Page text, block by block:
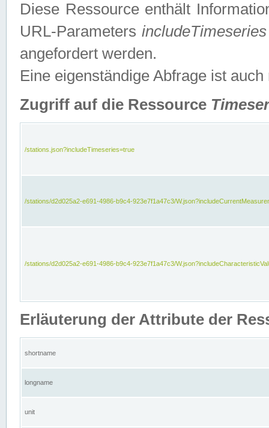
Diese Ressource enthält
URL-ParametersincludeTimeseries
angefordert werden.
Eine eigenständige Abfrage ist auch
Zugriff auf die Ressource
/stations.json?includeTimeseries=true
/stations/d2d025a2-e691-4986-b9c4-923e7f1a47c3/
/stations/d2d025a2-e691-4986-b9c4-923e7f1a47c3/
Erläuterung der Attribute der
shortname
longname
unit